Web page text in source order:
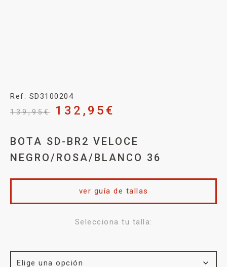
Ref: SD3100204
139,95€ 132,95 €
BOTA SD-BR2 VELOCE
NEGRO/ROSA/BLANCO 36
Selecciona tu talla:
ver guía de tallas